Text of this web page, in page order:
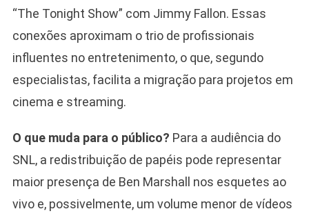
“The Tonight Show” com Jimmy Fallon. Essas
conexões aproximam o trio de profissionais
influentes no entretenimento, o que, segundo
especialistas, facilita a migração para projetos em
cinema e streaming.
O que muda para o público? Para a audiência do
SNL, a redistribuição de papéis pode representar
maior presença de Ben Marshall nos esquetes ao
vivo e, possivelmente, um volume menor de vídeos